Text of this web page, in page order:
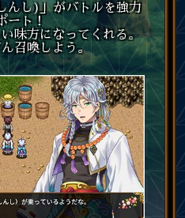
んし)」がバトルを強力
ート！
味方になってくれる。
召喚しよう。